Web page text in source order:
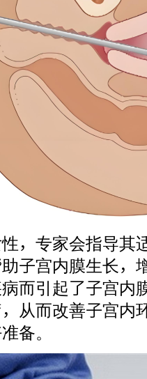
，专家会指导其
子宫内膜生长，
而引起了子宫内
从而改善子宫内
备。